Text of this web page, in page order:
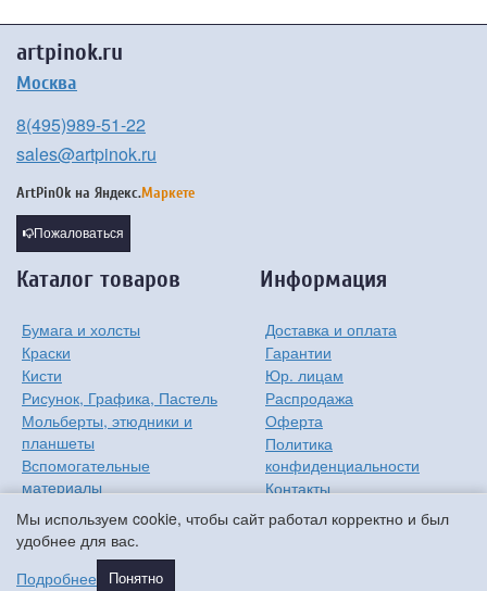
Мы используем cookie, чтобы сайт работал корректно и был
удобнее для вас.
Подробнее
Понятно
artpinok.ru
Москва
8(495)989-51-22
sales@artpinok.ru
ArtPinOk на Яндекс.Маркете
Пожаловаться
Каталог товаров
Бумага и холсты
Краски
Кисти
Рисунок, Графика, Пастель
Мольберты, этюдники и
планшеты
Вспомогательные
материалы
Хобби
Детям
Мастер-классы
Информация
Доставка и оплата
Гарантии
Юр. лицам
Распродажа
Оферта
Политика
конфиденциальности
Контакты
О компании